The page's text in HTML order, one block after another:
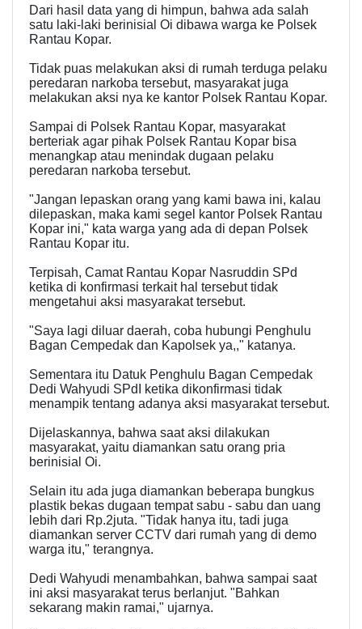
Dari hasil data yang di himpun, bahwa ada salah
satu laki-laki berinisial Oi dibawa warga ke Polsek
Rantau Kopar.
Tidak puas melakukan aksi di rumah terduga pelaku
peredaran narkoba tersebut, masyarakat juga
melakukan aksi nya ke kantor Polsek Rantau Kopar.
Sampai di Polsek Rantau Kopar, masyarakat
berteriak agar pihak Polsek Rantau Kopar bisa
menangkap atau menindak dugaan pelaku
peredaran narkoba tersebut.
"Jangan lepaskan orang yang kami bawa ini, kalau
dilepaskan, maka kami segel kantor Polsek Rantau
Kopar ini," kata warga yang ada di depan Polsek
Rantau Kopar itu.
Terpisah, Camat Rantau Kopar Nasruddin SPd
ketika di konfirmasi terkait hal tersebut tidak
mengetahui aksi masyarakat tersebut.
"Saya lagi diluar daerah, coba hubungi Penghulu
Bagan Cempedak dan Kapolsek ya,," katanya.
Sementara itu Datuk Penghulu Bagan Cempedak
Dedi Wahyudi SPdI ketika dikonfirmasi tidak
menampik tentang adanya aksi masyarakat tersebut.
Dijelaskannya, bahwa saat aksi dilakukan
masyarakat, yaitu diamankan satu orang pria
berinisial Oi.
Selain itu ada juga diamankan beberapa bungkus
plastik bekas dugaan tempat sabu - sabu dan uang
lebih dari Rp.2juta. "Tidak hanya itu, tadi juga
diamankan server CCTV dari rumah yang di demo
warga itu," terangnya.
Dedi Wahyudi menambahkan, bahwa sampai saat
ini aksi masyarakat terus berlanjut. "Bahkan
sekarang makin ramai," ujarnya.